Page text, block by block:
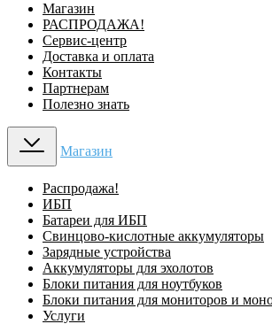
Магазин
РАСПРОДАЖА!
Сервис-центр
Доставка и оплата
Контакты
Партнерам
Полезно знать
Магазин
Распродажа!
ИБП
Батареи для ИБП
Свинцово-кислотные аккумуляторы
Зарядные устройства
Аккумуляторы для эхолотов
Блоки питания для ноутбуков
Блоки питания для мониторов и
Услуги